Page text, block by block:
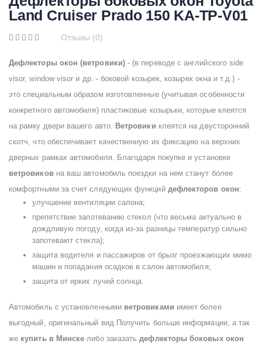
Land Cruiser Prado 150 KA-TP-V01
Отзывы (0)
Дефлекторы окон (ветровики)- (в переводе с английского side
visor, window visor и др. - боковой козырек, козырек окна и т.д.) -
это специальным образом изготовленные (учитывая особенности
конкретного автомобиля) пластиковые козырьки, которые клеятся
на рамку двери вашего авто. Ветровики клеятся на двусторонний
скотч, что обеспечивает качественную их фиксацию на верхних
дверных рамках автомобиля. Благодаря покупке и установке
ветровиковна ваш автомобиль поездки на нем станут более
комфортными за счет следующих функций дефлекторов окон:
улучшение вентиляции салона;
препятствие запотеванию стекол (что весьма актуально в
дождливую погоду, когда из-за разницы температур сильно
запотевают стекла);
защита водителя и пассажиров от брызг проезжающих мимо
машин и попадания осадков в салон автомобиля;
защита от ярких лучей солнца.
Автомобиль с установленными ветровиками имеет более
выгодный, оригинальный вид.Получить больше информации, а так
же купить в Минске либо заказатьдефлекторы боковых окон